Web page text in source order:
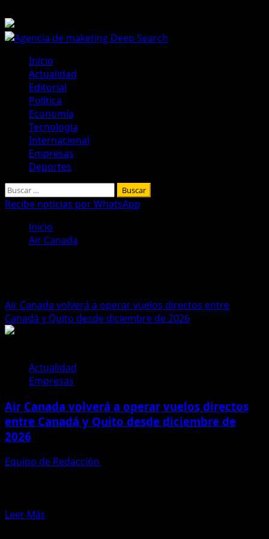
al
contenido
Menú
principal
Inicio
Actualidad
Editorial
Política
Economía
Tecnología
Internacional
Empresas
Deportes
Buscar:
Recibe noticias por WhatsApp
Inicio
Air Canada
Air Canada volverá a operar vuelos directos entre
Canadá y Quito desde diciembre de 2026
Actualidad
Empresas
Air Canada volverá a operar vuelos directos
entre Canadá y Quito desde diciembre de
2026
Equipo de Redacción
Leer Más